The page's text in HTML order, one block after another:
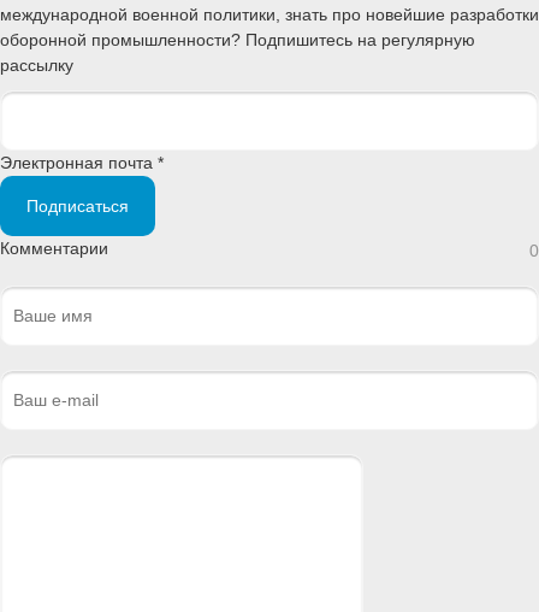
международной военной политики, знать про новейшие разработки
оборонной промышленности? Подпишитесь на регулярную
рассылку
Электронная почта *
Подписаться
Комментарии 0